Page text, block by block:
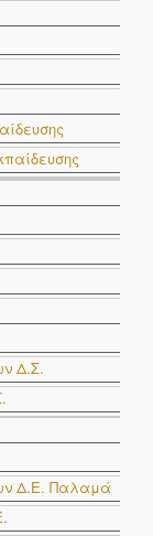
Δ.Σ.
Δ.E. Παλαμά